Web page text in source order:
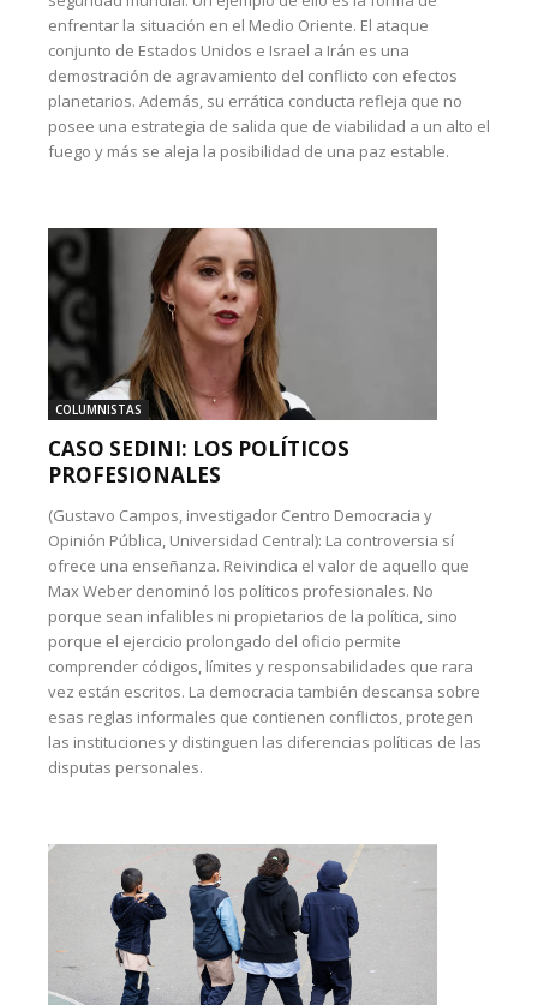
enfrentar la situación en el Medio Oriente. El ataque
conjunto de Estados Unidos e Israel a Irán es una
demostración de agravamiento del conflicto con efectos
planetarios. Además, su errática conducta refleja que no
posee una estrategia de salida que de viabilidad a un alto el
fuego y más se aleja la posibilidad de una paz estable.
COLUMNISTAS
CASO SEDINI: LOS POLÍTICOS
PROFESIONALES
(Gustavo Campos, investigador Centro Democracia y
Opinión Pública, Universidad Central): La controversia sí
ofrece una enseñanza. Reivindica el valor de aquello que
Max Weber denominó los políticos profesionales. No
porque sean infalibles ni propietarios de la política, sino
porque el ejercicio prolongado del oficio permite
comprender códigos, límites y responsabilidades que rara
vez están escritos. La democracia también descansa sobre
esas reglas informales que contienen conflictos, protegen
las instituciones y distinguen las diferencias políticas de las
disputas personales.